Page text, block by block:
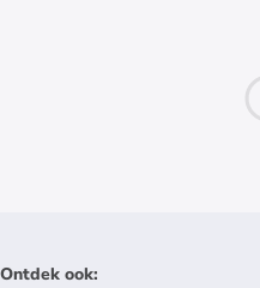
Ontdek ook: